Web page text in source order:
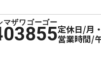
定休日/月
営業時間/